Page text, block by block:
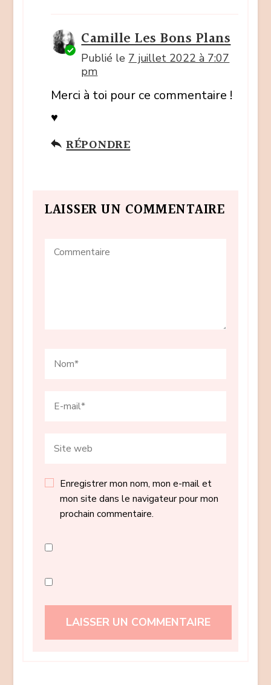
Camille Les Bons Plans
Publié le 7 juillet 2022 à 7:07
pm
Merci à toi pour ce commentaire !
♥️
RÉPONDRE
LAISSER UN COMMENTAIRE
Enregistrer mon nom, mon e-mail et
mon site dans le navigateur pour mon
prochain commentaire.